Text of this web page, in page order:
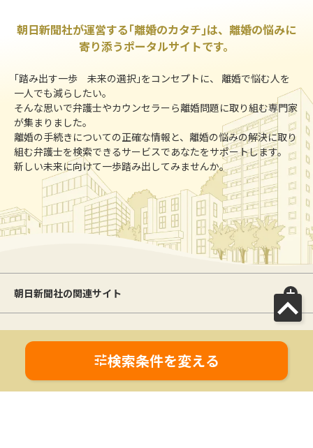
検索条件を変える
朝日新聞社が運営する｢離婚のカタチ｣は、離婚の悩みに
寄り添うポータルサイトです。
｢踏み出す一歩 未来の選択｣をコンセプトに、 離婚で悩む人を
一人でも減らしたい。
そんな思いで弁護士やカウンセラーら離婚問題に取り組む専門家
が集まりました。
離婚の手続きについての正確な情報と、離婚の悩みの解決に取り
組む弁護士を検索できるサービスであなたをサポートします。
新しい未来に向けて一歩踏み出してみませんか。
朝日新聞社の関連サイト
離婚のカタチ利用規約
離婚のカタチプライバシーポリシー
利用者情報の外部送信
お問い合わせ